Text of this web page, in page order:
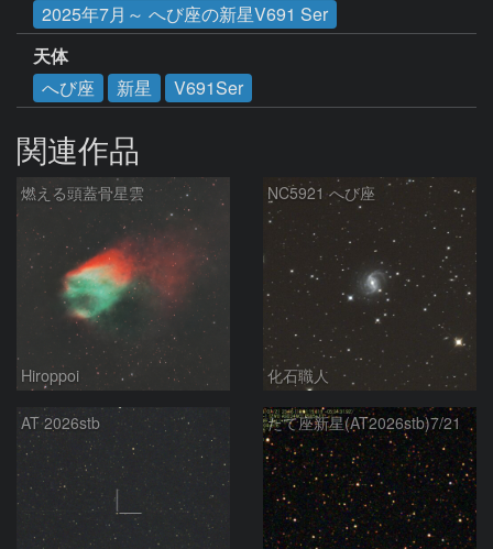
2025年7月～ へび座の新星V691 Ser
天体
へび座
新星 V691Ser
関連作品
燃える頭蓋骨星雲
Hiroppoi
NC5921 へび座
化石職人
AT 2026stb たて座新星(AT2026stb)7/21